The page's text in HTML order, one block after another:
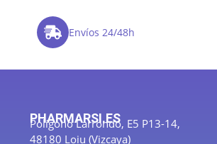
Envíos 24/48h
PHARMARSI.ES
Polígono Larrondo, E5 P13-14,
48180 Loiu (Vizcaya)